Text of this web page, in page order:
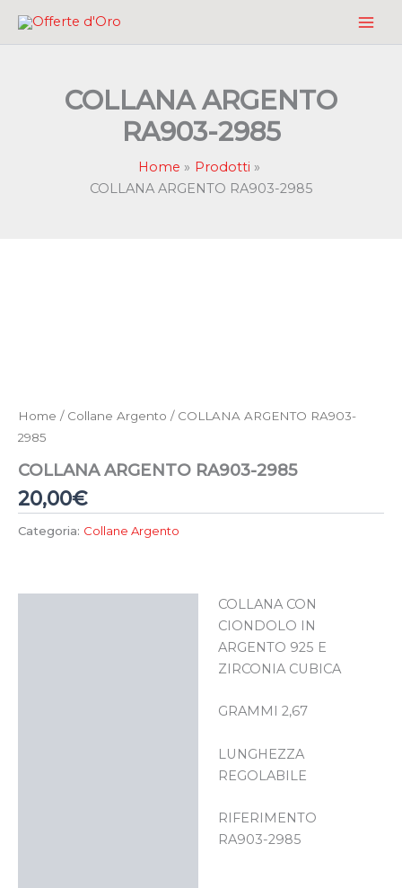
COLLANA ARGENTO
RA903-2985
Home
Prodotti
COLLANA ARGENTO RA903-2985
Home / Collane Argento / COLLANA ARGENTO RA903-
2985
COLLANA ARGENTO RA903-2985
20,00€
Categoria: Collane Argento
COLLANA CON
CIONDOLO IN
ARGENTO 925 E
ZIRCONIA CUBICA
GRAMMI 2,67
LUNGHEZZA
REGOLABILE
RIFERIMENTO
RA903-2985